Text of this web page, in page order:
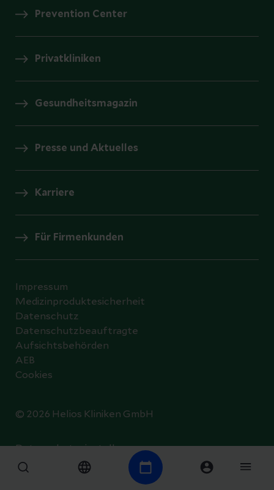
Prevention Center
Privatkliniken
Gesundheitsmagazin
Presse und Aktuelles
Karriere
Für Firmenkunden
© 2026 Helios Kliniken GmbH
Impressum
Medizinproduktesicherheit
Datenschutz
Datenschutzbeauftragte
Aufsichtsbehörden
AEB
Cookies
Datenschutzeinstellungen